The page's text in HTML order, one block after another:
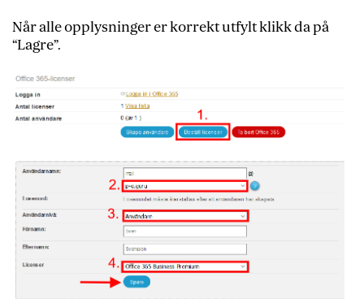
Når alle opplysninger er korrekt utfylt klikk da på
“Lagre”.